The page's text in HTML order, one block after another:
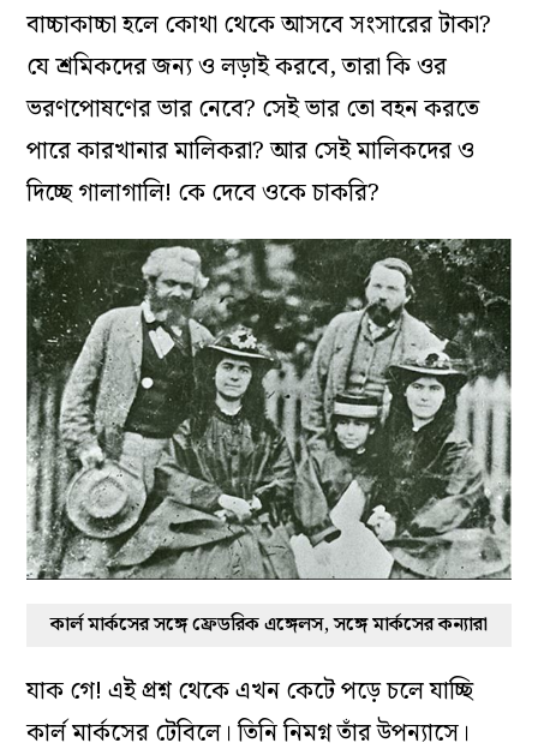
বাচ্চাকাচ্চা হলে কোথা থেকে আসবে সংসারের টাকা?
যে শ্রমিকদের জন্য ও লড়াই করবে, তারা কি ওর
ভরণপোষণের ভার নেবে? সেই ভার তো বহন করতে
পারে কারখানার মালিকরা? আর সেই মালিকদের ও
দিচ্ছে গালাগালি! কে দেবে ওকে চাকরি?
কার্ল মার্কসের সঙ্গে ফ্রেডরিক এঙ্গেলস, সঙ্গে মার্কসের কন্যারা
যাক গে! এই প্রশ্ন থেকে এখন কেটে পড়ে চলে যাচ্ছি
কার্ল মার্কসের টেবিলে। তিনি নিমগ্ন তাঁর উপন্যাসে।